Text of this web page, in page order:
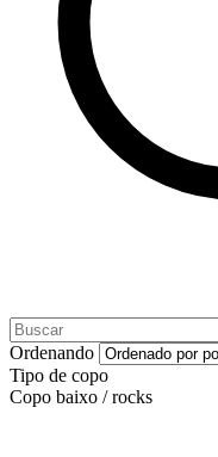
Ordenando
Tipo de copo
Copo baixo / rocks